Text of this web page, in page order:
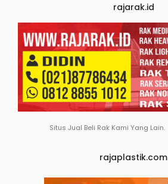
rajarak.id
Situs Jual Beli Rak Kami Yang Lain.
rajaplastik.com